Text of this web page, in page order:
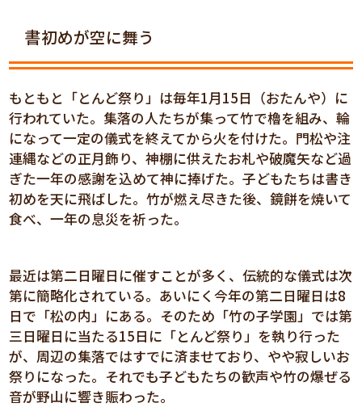
書初めが空に舞う
もともと「とんど祭り」は毎年1月15日（おたんや）に
行われていた。集落の人たちが集って竹で櫓を組み、輪
になって一定の儀式を終えてから火を付けた。門松や注
連縄などの正月飾り、神棚に供えたお札や破魔矢など過
ぎた一年の感謝を込めて神に捧げた。子どもたちは書き
初めを天に飛ばした。竹が燃え尽きた後、鏡餅を焼いて
食べ、一年の息災を祈った。
最近は第二日曜日に催すことが多く、伝統的な儀式は次
第に簡略化されている。あいにく今年の第二日曜日は8
日で「松の内」にある。そのため「竹の子学園」では第
三日曜日に当たる15日に「とんど祭り」を執り行った
が、周辺の集落ではすでに済ませており、やや寂しいお
祭りになった。それでも子どもたちの歓声や竹の爆ぜる
音が野山に響き賑わった。